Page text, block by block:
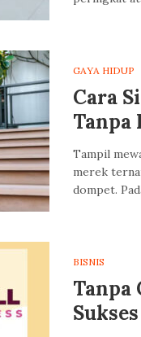
GAYA HIDUP
Cara
Tanpa
Tampil
merek
dompet.
BISNIS
Tanpa